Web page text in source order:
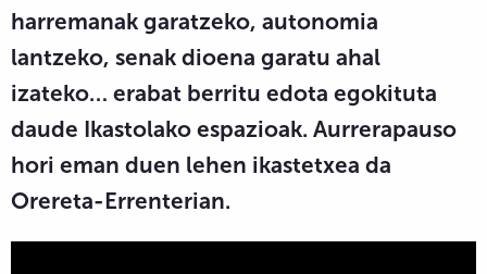
harremanak garatzeko, autonomia
lantzeko, senak dioena garatu ahal
izateko… erabat berritu edota egokituta
daude Ikastolako espazioak. Aurrerapauso
hori eman duen lehen ikastetxea da
Orereta-Errenterian.